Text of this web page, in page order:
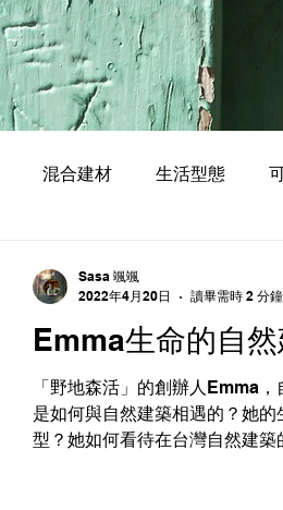
混合建材 生活型態
徐宇亮 簡志明 城市
Emma生命的自
「野地森活」的創辦人Emma
是如何與自然建築相遇的？她
型？她如何看待在台灣自然建
Sasa 颯颯
2022年4月20日
讀畢需時 2 分鐘